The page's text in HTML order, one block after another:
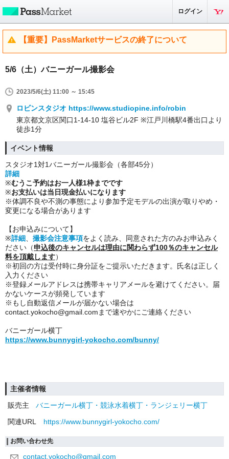
ログイン
【重要】PassMarketサービスの終了について
5/6（土）バニーガール撮影会
2023/5/6(土) 11:00 ～ 15:45
ロビンスタジオ https://www.studiopine.info/robin
東京都文京区関口1-14-10 塩谷ビル2F ※江戸川橋駅4番出口より
徒歩1分
イベント情報
スタジオ1対1バニーガール撮影会（各部45分）
詳細
※むうこ予約はお一人様1枠までです
※お支払いは当日現金払いになります
※体調不良や不測の事態により参加予定モデルの出演が取りやめ・
変更になる場合があります
【お申込みについて】
※詳細 撮影会注意事項をよく読み、同意された方のみお申込みく
ださい （申込後のキャンセルは理由に関わらず100％のキャンセル
料を頂戴します）
※初回の方は受付時に身分証をご提示いただきます。氏名は正しく
入力ください
※登録メールアドレスは携帯キャリアメールを避けてください。届
かないケースが頻発しています
※もし自動返信メールが届かない場合は
contact.yokocho@gmail.comまで速やかにご連絡ください
バニーガール横丁
https://www.bunnygirl-yokocho.com/bunny/
主催者情報
販売主
バニーガール横丁・競泳水着横丁・ランジェリー横丁
関連URL
https://www.bunnygirl-yokocho.com/
お問い合わせ先
contact.yokocho@gmail.com